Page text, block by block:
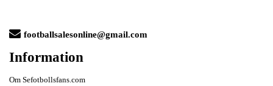
footballsalesonline@gmail.com
Information
Om Sefotbollsfans.com